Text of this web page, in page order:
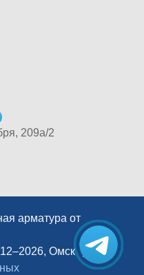
209а/2
арматура от
Омск |